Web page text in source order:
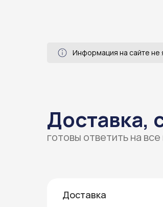
Информация на сайте не
Доставка,
готовы ответить на
Доставка